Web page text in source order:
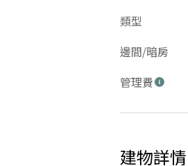
類型
邊間/暗房
管理費
建物詳情